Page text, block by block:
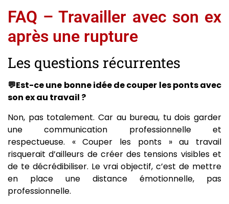
FAQ – Travailler avec son ex
après une rupture
Les questions récurrentes
💬Est-ce une bonne idée de couper les ponts avec
son ex au travail ?
Non, pas totalement. Car au bureau, tu dois garder
une communication professionnelle et
respectueuse. « Couper les ponts » au travail
risquerait d’ailleurs de créer des tensions visibles et
de te décrédibiliser. Le vrai objectif, c’est de mettre
en place une distance émotionnelle, pas
professionnelle.